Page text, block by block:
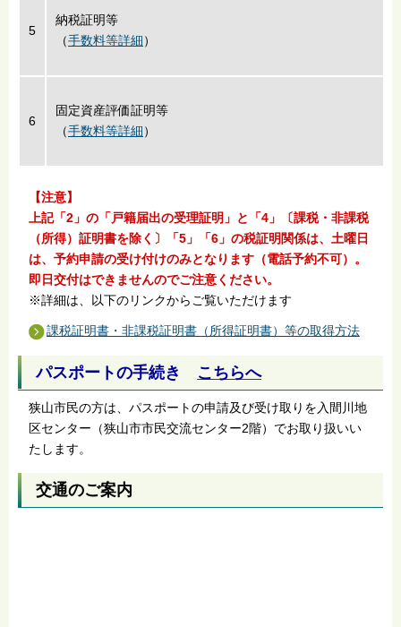
5
納税証明等
（手数料等詳細）
6
固定資産評価証明等
（手数料等詳細）
【注意】
上記「2」の「戸籍届出の受理証明」と「4」〔課税・非課税
（所得）証明書を除く〕「5」「6」の税証明関係は、土曜日
は、予約申請の受け付けのみとなります（電話予約不可）。
即日交付はできませんのでご注意ください。
※詳細は、以下のリンクからご覧いただけます
課税証明書・非課税証明書（所得証明書）等の取得方法
パスポートの手続き こちらへ
狭山市民の方は、パスポートの申請及び受け取りを入間川地
区センター（狭山市市民交流センター2階）でお取り扱いい
たします。
交通のご案内